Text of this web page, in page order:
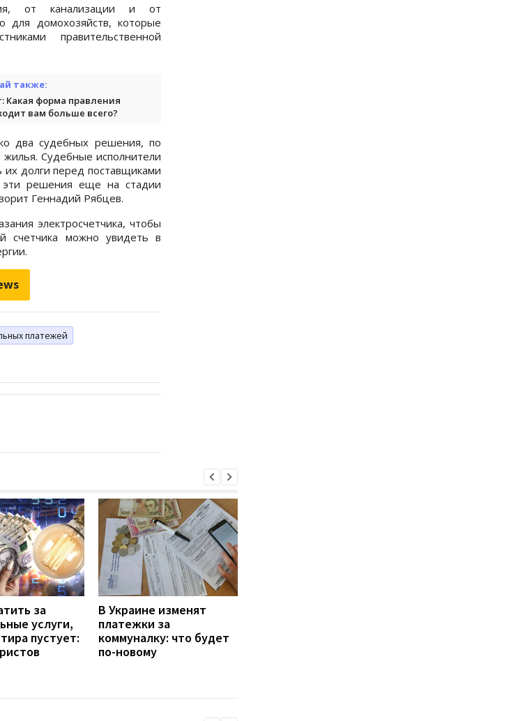
от канализации и от
для домохозяйств, которые
правительственной
также:
Какая форма правления
вам больше всего?
два судебных решения, по
Судебные исполнители
долги перед поставщиками
эти решения еще на стадии
Геннадий Рябцев.
электросчетчика, чтобы
счетчика можно увидеть в
платежей
за
услуги,
пустует:
В Украине изменят
платежки за
коммуналку: что будет
по-новому